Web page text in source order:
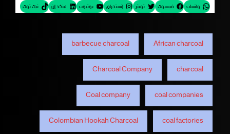
واتساب فيسبوك تويتر إنستجرام يوتيوب لينكد إن تيك توك
African charcoal
barbecue charcoal
charcoal
Charcoal Company
coal companies
Coal company
coal factories
Colombian Hookah Charcoal